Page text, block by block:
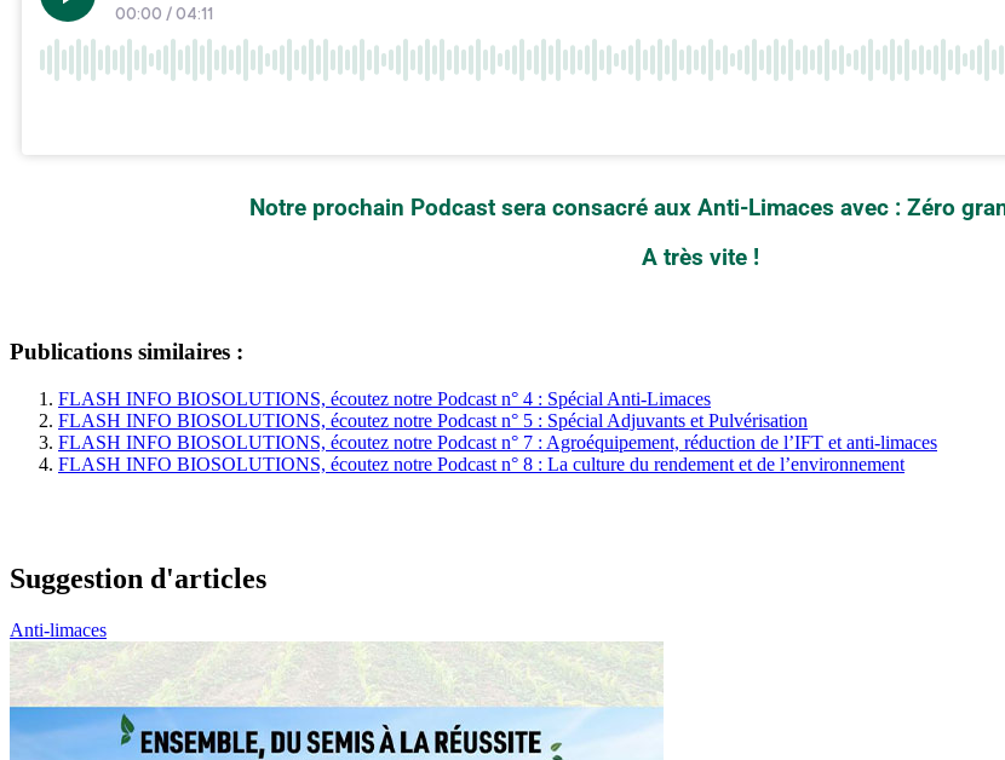
Notre prochain Podcast sera consacré aux Anti-Limaces avec : Zéro
A très vite !
Publications similaires :
FLASH INFO BIOSOLUTIONS, écoutez notre Podcast n° 4 : Spécial Anti-Limaces
FLASH INFO BIOSOLUTIONS, écoutez notre Podcast n° 5 : Spécial Adjuvants et Pulvérisation
FLASH INFO BIOSOLUTIONS, écoutez notre Podcast n° 7 : Agroéquipement, réduction de l’IFT et anti-limaces
FLASH INFO BIOSOLUTIONS, écoutez notre Podcast n° 8 : La culture du rendement et de l’environnement
Suggestion d'articles
Anti-limaces